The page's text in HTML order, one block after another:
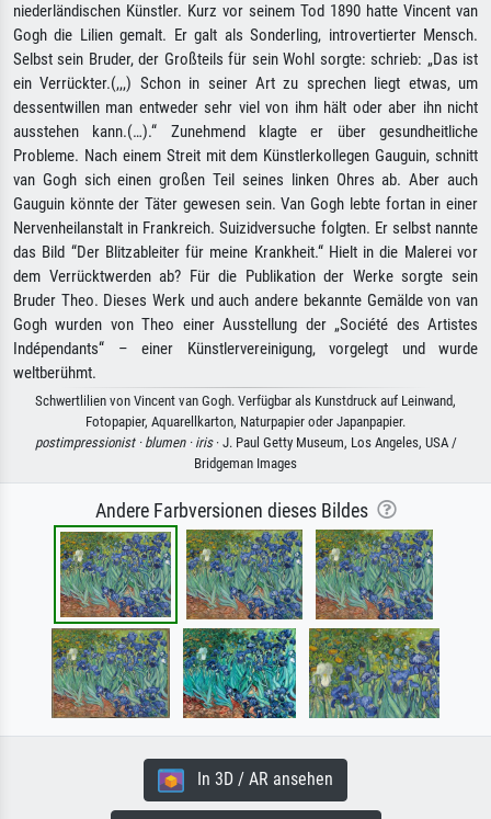
niederländischen Künstler. Kurz vor seinem Tod 1890 hatte Vincent van
Gogh die Lilien gemalt. Er galt als Sonderling, introvertierter Mensch.
Selbst sein Bruder, der Großteils für sein Wohl sorgte: schrieb: „Das ist
ein Verrückter.(,,,) Schon in seiner Art zu sprechen liegt etwas, um
dessentwillen man entweder sehr viel von ihm hält oder aber ihn nicht
ausstehen kann.(…).“ Zunehmend klagte er über gesundheitliche
Probleme. Nach einem Streit mit dem Künstlerkollegen Gauguin, schnitt
van Gogh sich einen großen Teil seines linken Ohres ab. Aber auch
Gauguin könnte der Täter gewesen sein. Van Gogh lebte fortan in einer
Nervenheilanstalt in Frankreich. Suizidversuche folgten. Er selbst nannte
das Bild “Der Blitzableiter für meine Krankheit.“ Hielt in die Malerei vor
dem Verrücktwerden ab? Für die Publikation der Werke sorgte sein
Bruder Theo. Dieses Werk und auch andere bekannte Gemälde von van
Gogh wurden von Theo einer Ausstellung der „Société des Artistes
Indépendants“ – einer Künstlervereinigung, vorgelegt und wurde
weltberühmt.
Schwertlilien von Vincent van Gogh. Verfügbar als Kunstdruck auf Leinwand,
Fotopapier, Aquarellkarton, Naturpapier oder Japanpapier.
postimpressionist · blumen · iris· J. Paul Getty Museum, Los Angeles, USA /
Bridgeman Images
Andere Farbversionen dieses Bildes
In 3D / AR ansehen